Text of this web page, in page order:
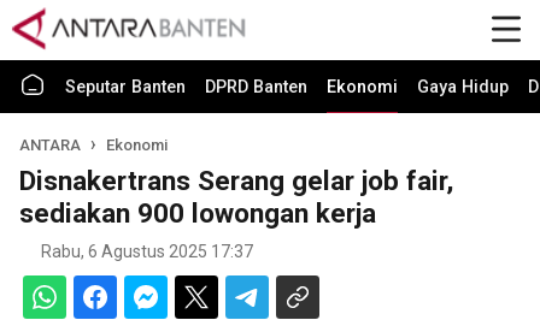
Seputar Banten DPRD Banten Ekonomi Gaya Hidup
ANTARA Ekonomi
Disnakertrans Serang gelar job fair,
sediakan 900 lowongan kerja
Rabu, 6 Agustus 2025 17:37